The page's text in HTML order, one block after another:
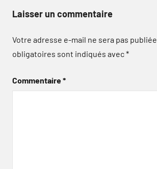
Laisser un commentaire
Votre adresse e-mail ne sera pas publiée.
obligatoires sont indiqués avec*
Commentaire*